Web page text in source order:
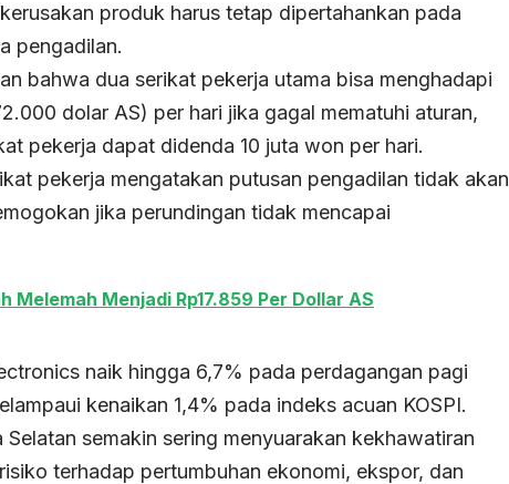
produk harus tetap dipertahankan pada
pengadilan.
bahwa dua serikat pekerja utama bisa menghadapi
dolar AS) per hari jika gagal mematuhi aturan,
pekerja dapat didenda 10 juta won per hari.
pekerja mengatakan putusan pengadilan tidak akan
jika perundingan tidak mencapai
Melemah Menjadi Rp17.859 Per Dollar AS
naik hingga 6,7% pada perdagangan pagi
kenaikan 1,4% pada indeks acuan KOSPI.
semakin sering menyuarakan kekhawatiran
terhadap pertumbuhan ekonomi, ekspor, dan